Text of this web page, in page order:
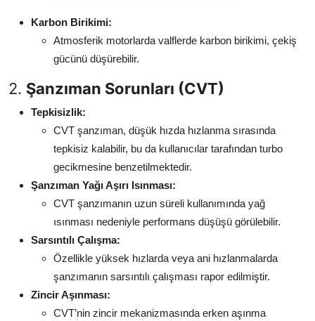
Karbon Birikimi:
Atmosferik motorlarda valflerde karbon birikimi, çekiş
gücünü düşürebilir.
2. Şanzıman Sorunları (CVT)
Tepkisizlik:
CVT şanzıman, düşük hızda hızlanma sırasında
tepkisiz kalabilir, bu da kullanıcılar tarafından turbo
gecikmesine benzetilmektedir.
Şanzıman Yağı Aşırı Isınması:
CVT şanzımanın uzun süreli kullanımında yağ
ısınması nedeniyle performans düşüşü görülebilir.
Sarsıntılı Çalışma:
Özellikle yüksek hızlarda veya ani hızlanmalarda
şanzımanın sarsıntılı çalışması rapor edilmiştir.
Zincir Aşınması:
CVT’nin zincir mekanizmasında erken aşınma